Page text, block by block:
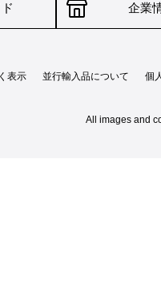
企業
表示 並行輸入品について 個
All images and